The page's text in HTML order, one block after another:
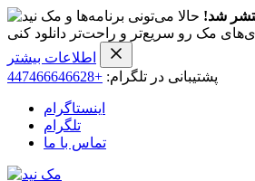
شد! حالا می‌تونی برنامه‌ها و
مک رو سریع‌تر و راحت‌تر دانلود کنی
اطلاعات بیشتر
پشتیبانی در تلگرام: +447466646628
اینستاگرام
تلگرام
تماس با ما